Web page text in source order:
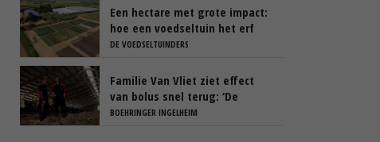
Een hectare met grote impact:
hoe een voedseltuin het erf
van Barton Arnts versterkt
DE VOEDSELTUINDERS
Familie Van Vliet ziet effect
van bolus snel terug: ‘De
koeien gaan rustiger droog’
BOEHRINGER INGELHEIM